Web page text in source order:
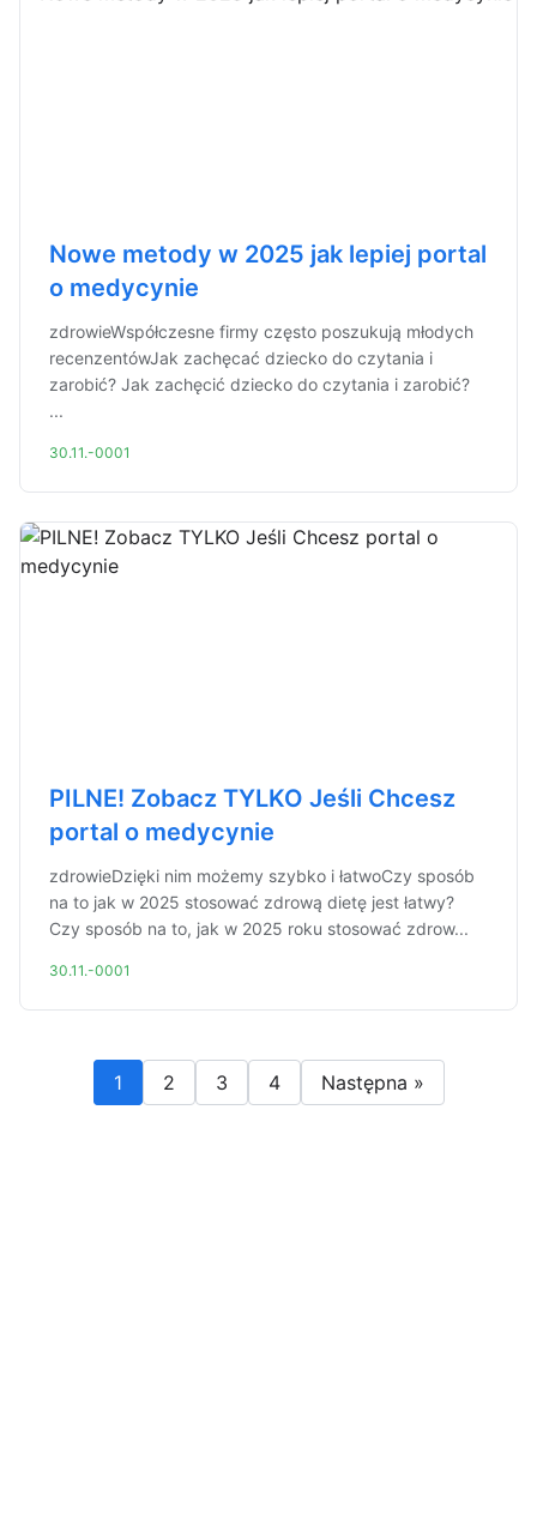
Nowe metody w 2025 jak lepiej portal
o medycynie
zdrowieWspółczesne firmy często poszukują młodych
recenzentówJak zachęcać dziecko do czytania i
zarobić? Jak zachęcić dziecko do czytania i zarobić?
...
30.11.-0001
PILNE! Zobacz TYLKO Jeśli Chcesz
portal o medycynie
zdrowieDzięki nim możemy szybko i łatwoCzy sposób
na to jak w 2025 stosować zdrową dietę jest łatwy?
Czy sposób na to, jak w 2025 roku stosować zdrow...
30.11.-0001
1 2 3 4 Następna »